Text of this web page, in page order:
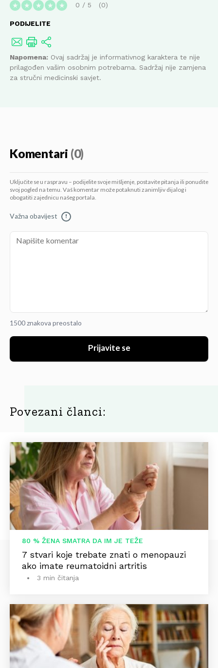
★ ★ ★ ★ ★ 0 / 5 0
PODIJELITE
Napomena: Ovaj sadržaj je informativnog karaktera te nije
prilagođen vašim osobnim potrebama. Sadržaj nije zamjena
za stručni medicinski savjet.
Komentari (0)
Uključite se u raspravu – podijelite svoje mišljenje, postavite pitanja ili ponudite
svoj pogled na temu. Vaš komentar može potaknuti zanimljiv dijalog i
obogatiti zajednicu našeg portala.
Važna obavijest !
1500 znakova preostalo
Prijavite se
Povezani članci:
80 % ŽENA SMATRA DA IM JE TEŽE
7 stvari koje trebate znati o menopauzi
ako imate reumatoidni artritis
3 min čitanja